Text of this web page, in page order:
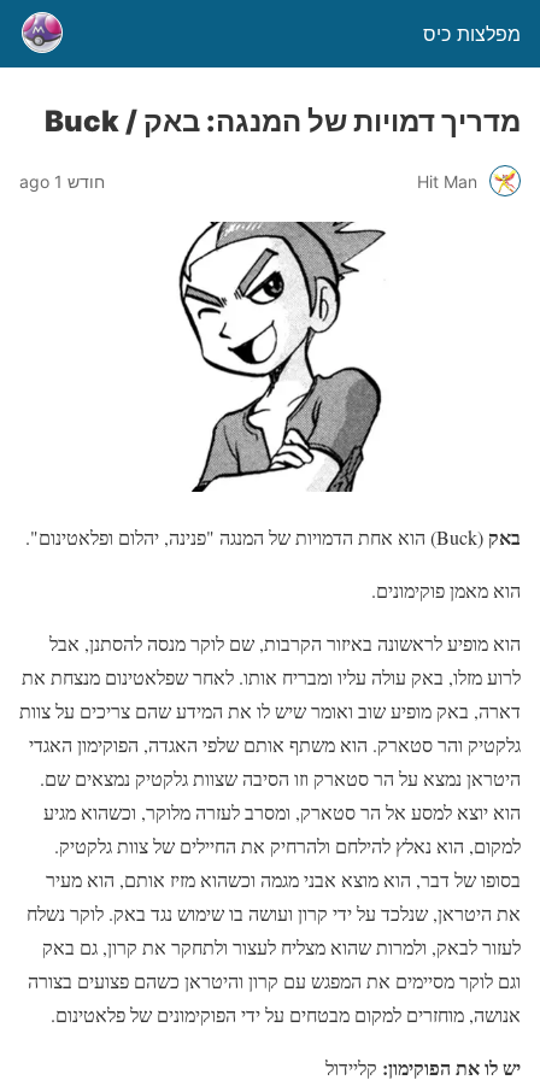
מפלצות כיס
מדריך דמויות של המנגה: באק / Buck
Hit Man חודש 1 ago
באק (Buck) הוא אחת הדמויות של המנגה "פנינה, יהלום ופלאטינום".
הוא מאמן פוקימונים.
הוא מופיע לראשונה באיזור הקרבות, שם לוקר מנסה להסתנן, אבל
לרוע מזלו, באק עולה עליו ומבריח אותו. לאחר שפלאטינום מנצחת את
דארה, באק מופיע שוב ואומר שיש לו את המידע שהם צריכים על צוות
גלקטיק והר סטארק. הוא משתף אותם שלפי האגדה, הפוקימון האגדי
היטראן נמצא על הר סטארק וזו הסיבה שצוות גלקטיק נמצאים שם.
הוא יוצא למסע אל הר סטארק, ומסרב לעזרה מלוקר, וכשהוא מגיע
למקום, הוא נאלץ להילחם ולהרחיק את החיילים של צוות גלקטיק.
בסופו של דבר, הוא מוצא אבני מגמה וכשהוא מזיז אותם, הוא מעיר
את היטראן, שנלכד על ידי קרון ועושה בו שימוש נגד באק. לוקר נשלח
לעזור לבאק, ולמרות שהוא מצליח לעצור ולתחקר את קרון, גם באק
וגם לוקר מסיימים את המפגש עם קרון והיטראן כשהם פצועים בצורה
אנושה, מוחזרים למקום מבטחים על ידי הפוקימונים של פלאטינום.
יש לו את הפוקימון: קליידול